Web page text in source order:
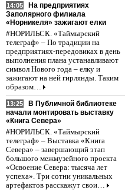
14:05
На предприятиях
Заполярного филиала
«Норникеля» зажигают елки
#НОРИЛЬСК. «Таймырский
телеграф» – По традиции на
предприятиях-передовиках в день
выполнения плана устанавливают
символ Нового года – елку и
зажигают на ней гирлянды. Таким
образом…
13:25
В Публичной библиотеке
начали монтировать выставку
«Книга Севера»
#НОРИЛЬСК. «Таймырский
телеграф» – Выставка «Книга
Севера» – завершающий этап
большого межмузейного проекта
«Освоение Севера: тысяча лет
успеха». Три сотни уникальных
артефактов расскажут свои…